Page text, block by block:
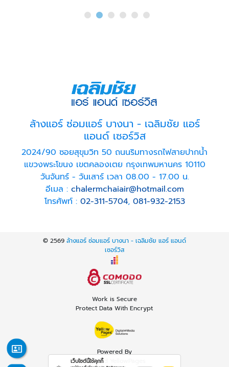
ล้างแอร์ ซ่อมแอร์ บางนา - เฉลิมชัย แอร์
แอนด์ เซอร์วิส
2024/90 ซอยสุขุมวิท 50 ถนนริมทางรถไฟสายปากน้ำ
แขวงพระโขนง เขตคลองเตย กรุงเทพมหานคร 10110
วันจันทร์ - วันเสาร์ เวลา 08.00 - 17.00 น.
อีเมล : chalermchaiair@hotmail.com
โทรศัพท์ : 02-311-5704, 081-932-2153
© 2569 ล้างแอร์ ซ่อมแอร์ บางนา - เฉลิมชัย แอร์ แอนด์
เซอร์วิส
Work is Secure
Protect Data With Encrypt
Powered By
Thailand YellowPages
เว็บไซต์นี้ใช้คุกกี้